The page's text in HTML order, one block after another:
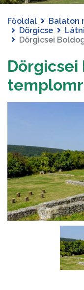
Főoldal Balaton
Dörgicse
Dörgicsei
Dörgicsei